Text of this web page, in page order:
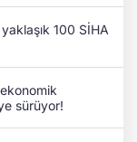
100 SİHA
sürüyor!